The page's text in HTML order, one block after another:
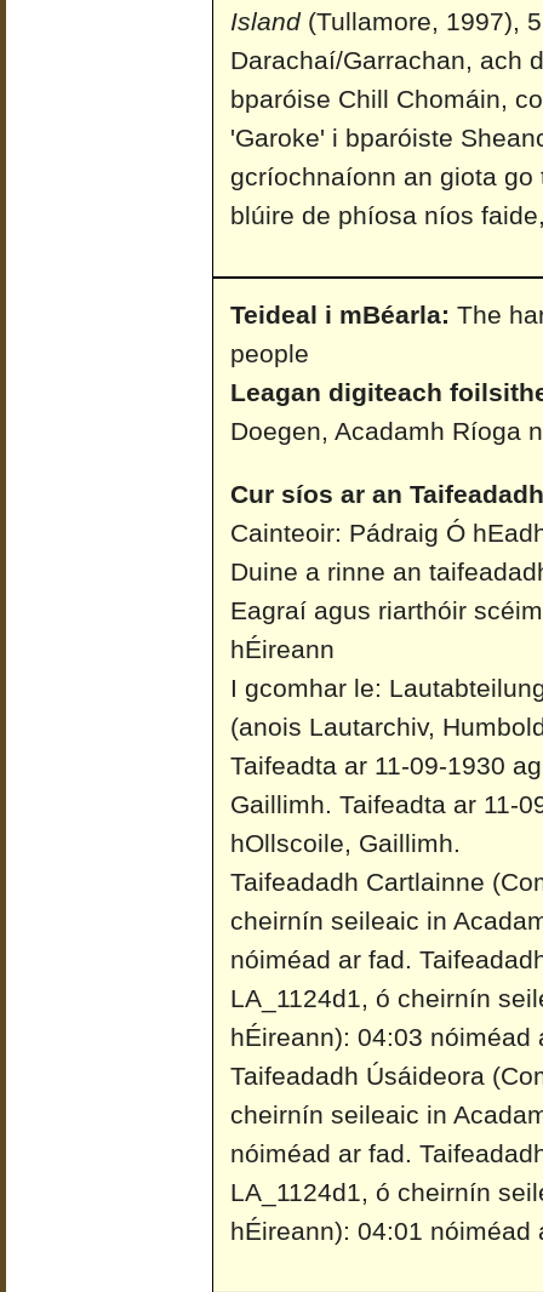
Island(Tullamore, 1997),
Darachaí/Garrachan, ach
bparóise Chill Chomáin,
'Garoke' i bparóiste
gcríochnaíonn an giota
blúire de phíosa níos
Teideal i mBéarla: The
people
Leagan digiteach
Doegen, Acadamh Ríoga
Cur síos ar an
Cainteoir: Pádraig Ó
Duine a rinne an
Eagraí agus riarthóir
hÉireann
I gcomhar le:
(anois Lautarchiv,
Taifeadta ar 11-09-1930
Gaillimh. Taifeadta ar 11-
hOllscoile, Gaillimh.
Taifeadadh Cartlainne
cheirnín seileaic in
nóiméad ar fad.
LA_1124d1, ó cheirnín
hÉireann): 04:03 nóiméad
Taifeadadh Úsáideora
cheirnín seileaic in
nóiméad ar fad.
LA_1124d1, ó cheirnín
hÉireann): 04:01 nóiméad